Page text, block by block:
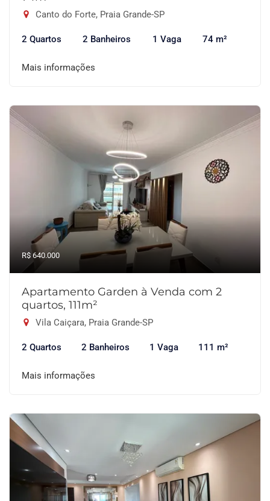
Canto do Forte, Praia Grande-SP
2 Quartos 2 Banheiros 1 Vaga 74 m²
Mais informações
R$ 640.000
Apartamento Garden à Venda com 2
quartos, 111m²
Vila Caiçara, Praia Grande-SP
2 Quartos 2 Banheiros 1 Vaga 111 m²
Mais informações